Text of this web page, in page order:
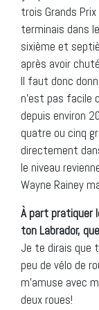
trois Grands
terminais dans
sixième et
après avoir
Il faut donc
n’est pas facile
depuis environ
quatre ou cinq
directement
le niveau
Wayne Rainey
À part pratiquer
ton Labrador,
Je te dirais que
peu de vélo de
m’amuse avec
deux roues!